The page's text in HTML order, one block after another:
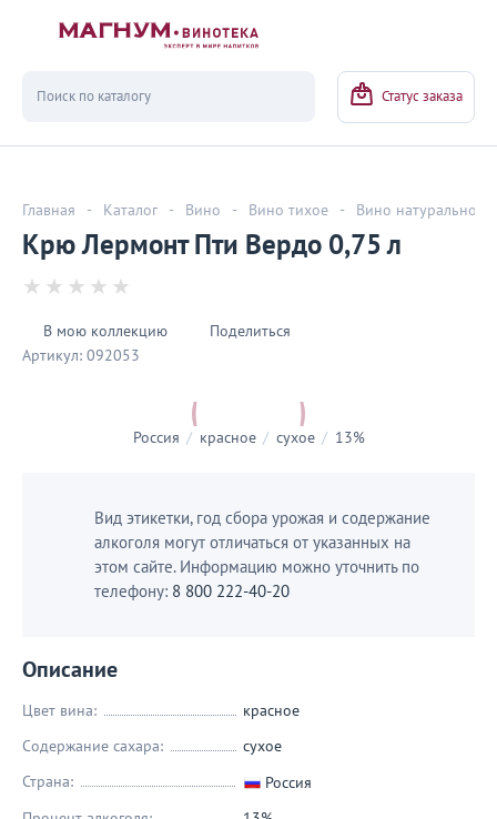
Статус заказа
Главная - Каталог - Вино - Вино тихое - Вино натуральное
Крю Лермонт Пти Вердо 0,75 л
В мою коллекцию
Поделиться
Артикул: 092053
Россия / красное / сухое / 13%
Вид этикетки, год сбора урожая и содержание
алкоголя могут отличаться от указанных на
этом сайте. Информацию можно уточнить по
телефону: 8 800 222-40-20
Описание
Цвет вина:
красное
Содержание сахара:
сухое
Страна:
Россия